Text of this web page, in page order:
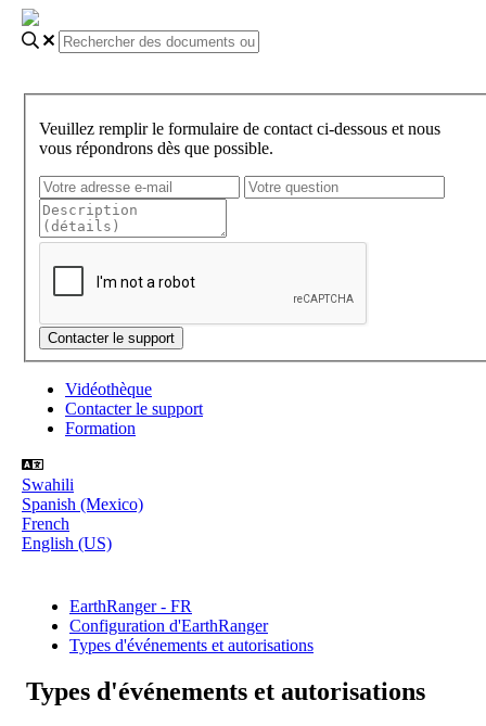
Veuillez remplir le formulaire de contact ci-dessous et nous
vous répondrons dès que possible.
Vidéothèque
Contacter le support
Formation
Swahili
Spanish (Mexico)
French
English (US)
EarthRanger - FR
Configuration d'EarthRanger
Types d'événements et autorisations
Types d'événements et autorisations